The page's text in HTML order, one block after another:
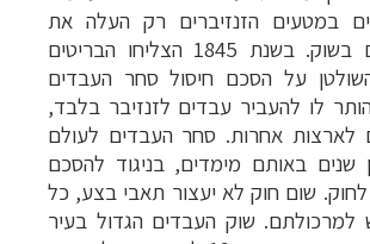
במטעים הזנזיברים רק העלה את
מספר העבדים בשוק. בשנת 1845 הצליחו הבריטים
על הסכם חיסול סחר העבדים
לו להעביר עבדים לזנזיבר בלבד,
אחרות. סחר העבדים לעולם
שנים באותם מימדים, בניגוד להסכם
לחוק. שום חוק לא יעצור תאבי בצע, כל
למרכולתם. שוק העבדים הגדול בעיר